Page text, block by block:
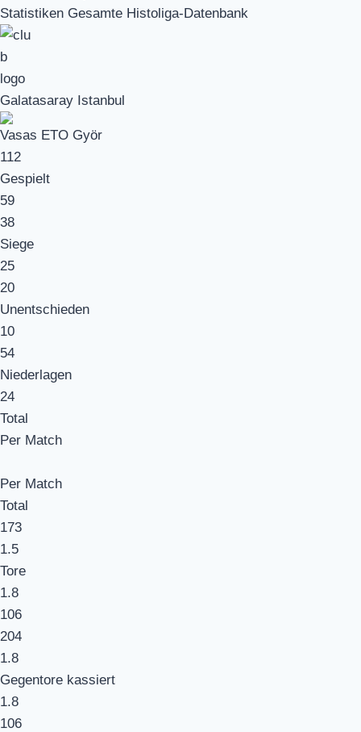
Statistiken Gesamte Histoliga-Datenbank
Galatasaray Istanbul
Vasas ETO Györ
112
Gespielt
59
38
Siege
25
20
Unentschieden
10
54
Niederlagen
24
Total
Per Match
Per Match
Total
173
1.5
Tore
1.8
106
204
1.8
Gegentore kassiert
1.8
106